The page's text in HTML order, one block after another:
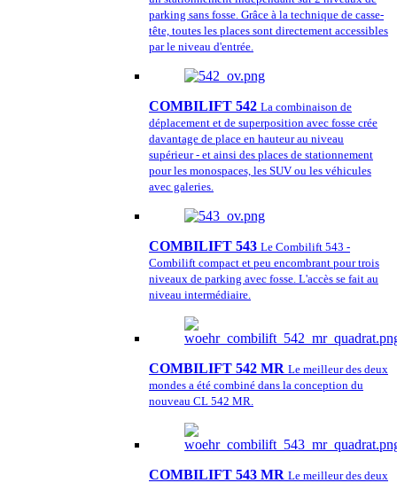
parking sans fosse. Grâce à la technique de casse-
tête, toutes les places sont directement accessibles
par le niveau d'entrée.
COMBILIFT 542 La combinaison de
déplacement et de superposition avec fosse crée
davantage de place en hauteur au niveau
supérieur - et ainsi des places de stationnement
pour les monospaces, les SUV ou les véhicules
avec galeries.
COMBILIFT 543 Le Combilift 543 -
Combilift compact et peu encombrant pour trois
niveaux de parking avec fosse. L'accès se fait au
niveau intermédiaire.
COMBILIFT 542 MR Le meilleur des deux
mondes a été combiné dans la conception du
nouveau CL 542 MR.
COMBILIFT 543 MR Le meilleur des deux